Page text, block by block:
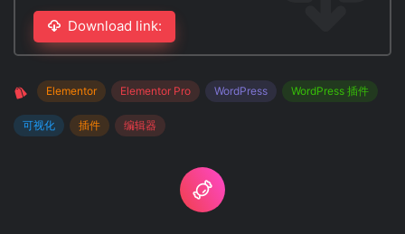
Download link:
Elementor Elementor Pro WordPress WordPress 插件
可视化 插件 编辑器